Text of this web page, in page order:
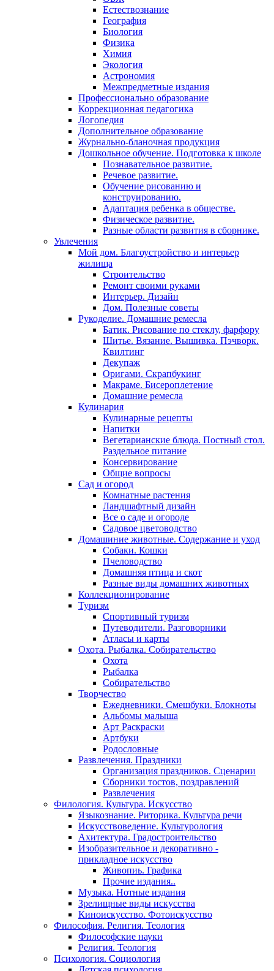
Естествознание
География
Биология
Физика
Химия
Экология
Астрономия
Межпредметные издания
Профессионально образование
Коррекционная педагогика
Логопедия
Дополнительное образование
Журнально-бланочная продукция
Дошкольное обучение. Подготовка к школе
Познавательное развитие.
Речевое развитие.
Обучение рисованию и
конструированию.
Адаптация ребенка в обществе.
Физическое развитие.
Разные области развития в сборнике.
Увлечения
Мой дом. Благоустройство и интерьер
жилища
Строительство
Ремонт своими руками
Интерьер. Дизайн
Дом. Полезные советы
Рукоделие. Домашние ремесла
Батик. Рисование по стеклу, фарфору
Шитье. Вязание. Вышивка. Пэчворк.
Квилтинг
Декупаж
Оригами. Скрапбукинг
Макраме. Бисероплетение
Домашние ремесла
Кулинария
Кулинарные рецепты
Напитки
Вегетарианские блюда. Постный стол.
Раздельное питание
Консервирование
Общие вопросы
Сад и огород
Комнатные растения
Ландшафтный дизайн
Все о саде и огороде
Садовое цветоводство
Домашиние животные. Содержание и уход
Собаки. Кошки
Пчеловодство
Домашняя птица и скот
Разные виды домашних животных
Коллекционирование
Туризм
Спортивный туризм
Путеводители. Разговорники
Атласы и карты
Охота. Рыбалка. Собирательство
Охота
Рыбалка
Собирательство
Творчество
Ежедневники. Смешбуки. Блокноты
Альбомы малыша
Арт Раскраски
Артбуки
Родословные
Развлечения. Праздники
Организация праздников. Сценарии
Сборники тостов, поздравлений
Развлечения
Филология. Культура. Искусство
Языкознание. Риторика. Культура речи
Искусствоведение. Культурология
Ахитектура. Градостроительство
Изобразительное и декоративно -
прикладное искусство
Живопиь. Графика
Прочие издания..
Музыка. Нотные издания
Зрелищные виды искусства
Киноискусство. Фотоискусство
Философия. Религия. Теология
Философские науки
Религия. Теология
Психология. Социология